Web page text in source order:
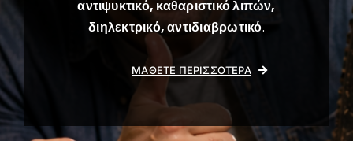
αντιψυκτικό, καθαριστικό λιπών,
διηλεκτρικό, αντιδιαβρωτικό.
ΜΆΘΕΤΕ ΠΕΡΙΣΣΌΤΕΡΑ